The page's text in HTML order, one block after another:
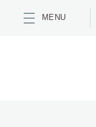
MENU